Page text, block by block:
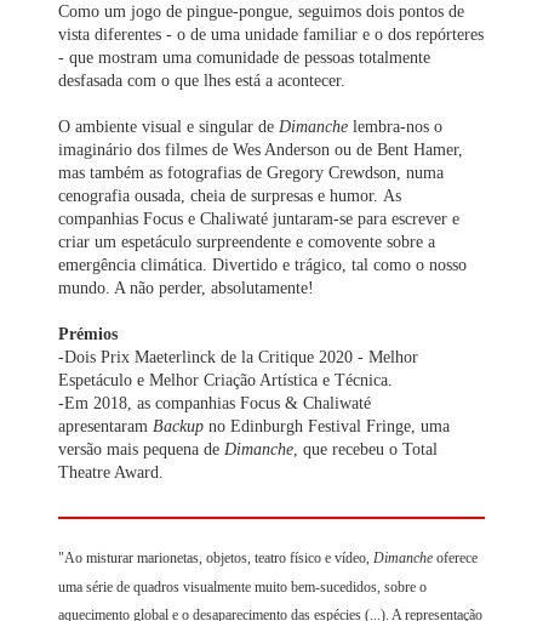
Como um jogo de pingue-pongue, seguimos dois pontos de
vista diferentes - o de uma unidade familiar e o dos repórteres
- que mostram uma comunidade de pessoas totalmente
desfasada com o que lhes está a acontecer.
O ambiente visual e singular de Dimanche lembra-nos o
imaginário dos filmes de Wes Anderson ou de Bent Hamer,
mas também as fotografias de Gregory Crewdson, numa
cenografia ousada, cheia de surpresas e humor. As
companhias Focus e Chaliwaté juntaram-se para escrever e
criar um espetáculo surpreendente e comovente sobre a
emergência climática. Divertido e trágico, tal como o nosso
mundo. A não perder, absolutamente!
Prémios
-Dois Prix Maeterlinck de la Critique 2020 - Melhor
Espetáculo e Melhor Criação Artística e Técnica.
-Em 2018, as companhias Focus & Chaliwaté
apresentaram Backupno Edinburgh Festival Fringe, uma
versão mais pequena de Dimanche , que recebeu o Total
Theatre Award.
"Ao misturar marionetas, objetos, teatro físico e vídeo,Dimanche oferece
uma série de quadros visualmente muito bem-sucedidos, sobre o
aquecimento global e o desaparecimento das espécies (...). A representação